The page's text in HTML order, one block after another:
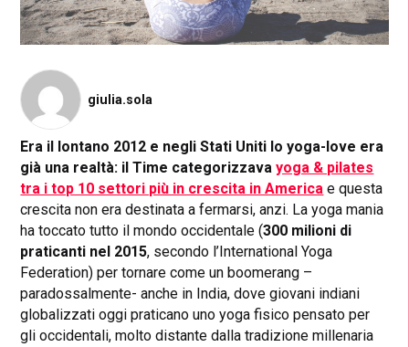
giulia.sola
Era il lontano 2012 e negli Stati Uniti lo yoga-love era
già una realtà: il Time categorizzavayoga & pilates
tra i top 10 settori più in crescita in America e questa
crescita non era destinata a fermarsi, anzi. La yoga mania
ha toccato tutto il mondo occidentale (300 milioni di
praticanti nel 2015, secondo l’International Yoga
Federation) per tornare come un boomerang –
paradossalmente- anche in India, dove giovani indiani
globalizzati oggi praticano uno yoga fisico pensato per
gli occidentali, molto distante dalla tradizione millenaria